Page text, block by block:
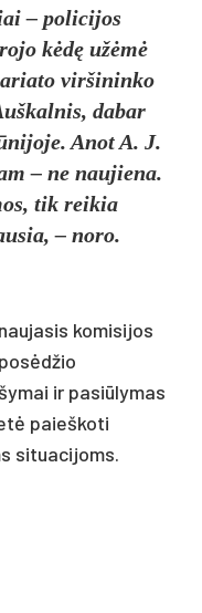
– policijos
kėdę užėmė
viršininko
dabar
Anot A. J.
– ne naujiena.
tik reikia
– noro.
komisijos
ir pasiūlymas
paieškoti
situacijoms.